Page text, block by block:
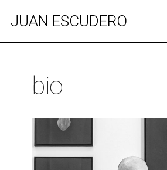
JUAN ESCUDERO
bio